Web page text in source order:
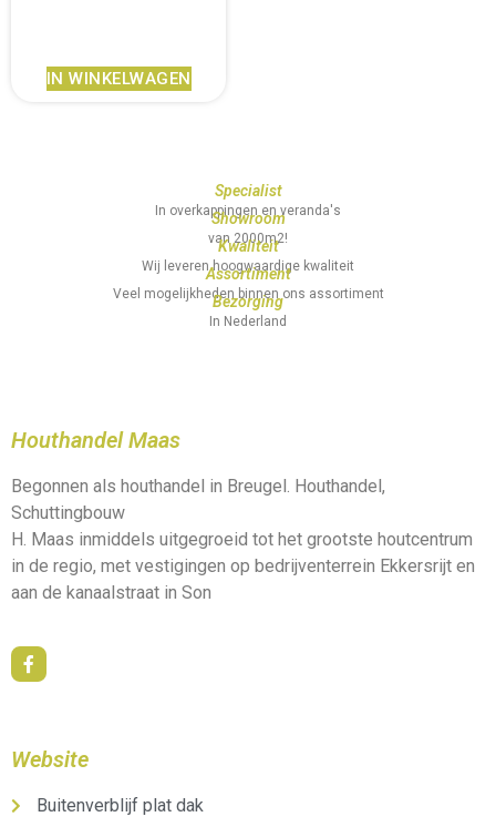
IN WINKELWAGEN
Specialist
In overkappingen en veranda's
Showroom
van 2000m2!
Kwaliteit
Wij leveren hoogwaardige kwaliteit
Assortiment
Veel mogelijkheden binnen ons assortiment
Bezorging
In Nederland
Houthandel Maas
Begonnen als houthandel in Breugel. Houthandel,
Schuttingbouw
H. Maas inmiddels uitgegroeid tot het grootste houtcentrum
in de regio, met vestigingen op bedrijventerrein Ekkersrijt en
aan de kanaalstraat in Son
Website
Buitenverblijf plat dak